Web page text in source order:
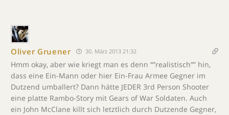
Oliver Gruener 30. März 2013 21:32
Hmm okay, aber wie kriegt man es denn “”realistisch”” hin,
dass eine Ein-Mann oder hier Ein-Frau Armee Gegner im
Dutzend umballert? Dann hätte JEDER 3rd Person Shooter
eine platte Rambo-Story mit Gears of War Soldaten. Auch
ein John McClane killt sich letztlich durch Dutzende Gegner,